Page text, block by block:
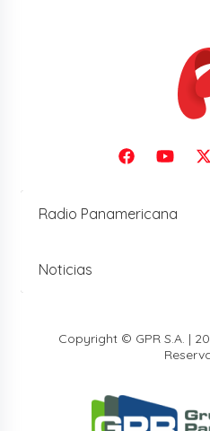
Radio Panamericana
Noticias
Copyright © GPR S.A. |